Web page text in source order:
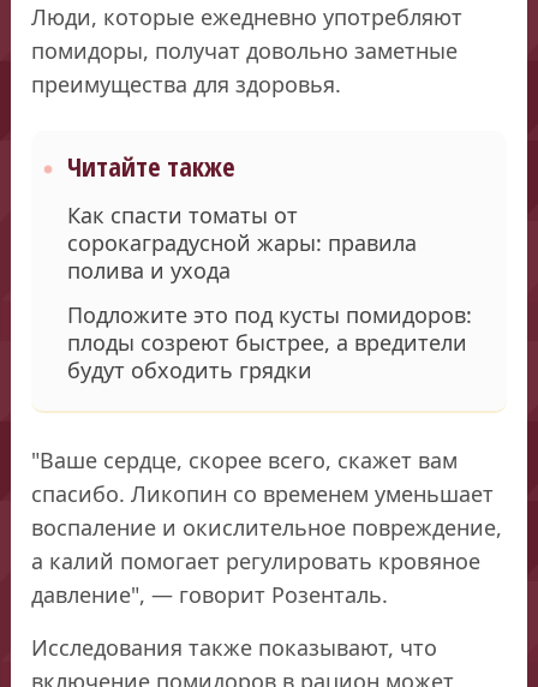
Люди, которые ежедневно употребляют
помидоры, получат довольно заметные
преимущества для здоровья.
Читайте также
Как спасти томаты от
сорокаградусной жары: правила
полива и ухода
Подложите это под кусты помидоров:
плоды созреют быстрее, а вредители
будут обходить грядки
"Ваше сердце, скорее всего, скажет вам
спасибо. Ликопин со временем уменьшает
воспаление и окислительное повреждение,
а калий помогает регулировать кровяное
давление", — говорит Розенталь.
Исследования также показывают, что
включение помидоров в рацион может